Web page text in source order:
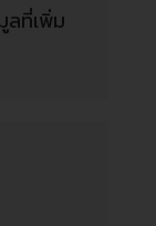
ลที่เพิ่ม